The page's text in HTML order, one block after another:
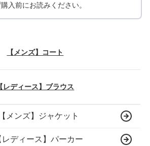
入前にお読みください。
【メンズ】コート
【レディース】ブラウス
【メンズ】ジャケット
レディース】パーカー